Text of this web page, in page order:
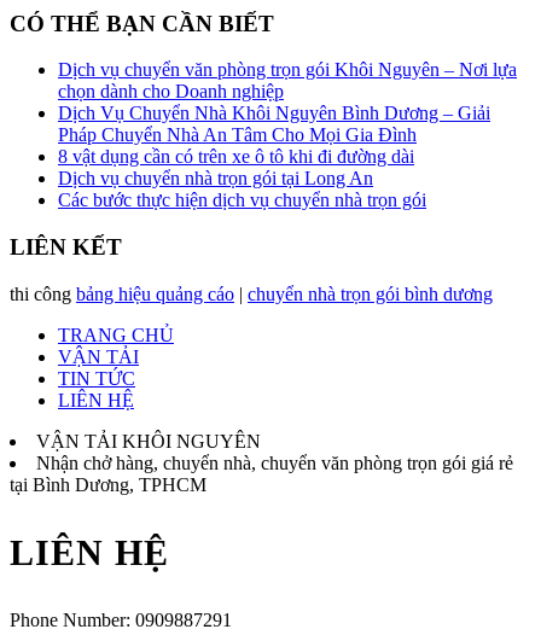
CÓ THỂ BẠN CẦN BIẾT
Dịch vụ chuyển văn phòng trọn gói Khôi Nguyên – Nơi lựa
chọn dành cho Doanh nghiệp
Dịch Vụ Chuyển Nhà Khôi Nguyên Bình Dương – Giải
Pháp Chuyển Nhà An Tâm Cho Mọi Gia Đình
8 vật dụng cần có trên xe ô tô khi đi đường dài
Dịch vụ chuyển nhà trọn gói tại Long An
Các bước thực hiện dịch vụ chuyển nhà trọn gói
LIÊN KẾT
thi công bảng hiệu quảng cáo | chuyển nhà trọn gói bình dương
TRANG CHỦ
VẬN TẢI
TIN TỨC
LIÊN HỆ
VẬN TẢI KHÔI NGUYÊN
Nhận chở hàng, chuyển nhà, chuyển văn phòng trọn gói giá rẻ
tại Bình Dương, TPHCM
LIÊN HỆ
Phone Number: 0909887291